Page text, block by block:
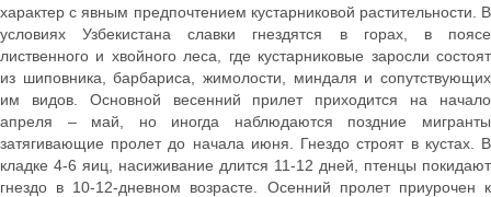
характер с явным предпочтением кустарниковой растительности. В
условиях Узбекистана славки гнездятся в горах, в поясе
лиственного и хвойного леса, где кустарниковые заросли состоят
из шиповника, барбариса, жимолости, миндаля и сопутствующих
им видов. Основной весенний прилет приходится на начало
апреля – май, но иногда наблюдаются поздние мигранты
затягивающие пролет до начала июня. Гнездо строят в кустах. В
кладке 4-6 яиц, насиживание длится 11-12 дней, птенцы покидают
гнездо в 10-12-дневном возрасте. Осенний пролет приурочен к